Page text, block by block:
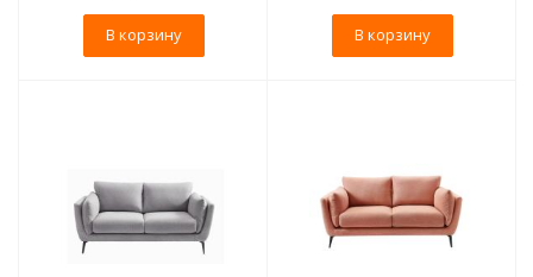
В корзину В корзину